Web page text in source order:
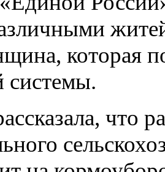
которая
системы.
что